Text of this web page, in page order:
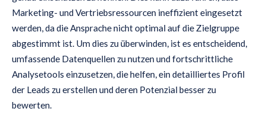
Marketing- und Vertriebsressourcen ineffizient eingesetzt
werden, da die Ansprache nicht optimal auf die Zielgruppe
abgestimmt ist. Um dies zu überwinden, ist es entscheidend,
umfassende Datenquellen zu nutzen und fortschrittliche
Analysetools einzusetzen, die helfen, ein detailliertes Profil
der Leads zu erstellen und deren Potenzial besser zu
bewerten.